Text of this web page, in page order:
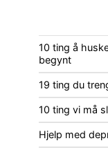
10 ting å
begynt
19 ting du
10 ting vi må
Hjelp med